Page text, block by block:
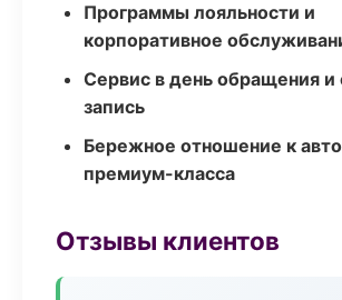
Программы лояльности и
корпоративное
Сервис в день обращения и
запись
Бережное отношение к
премиум-класса
Отзывы клиентов